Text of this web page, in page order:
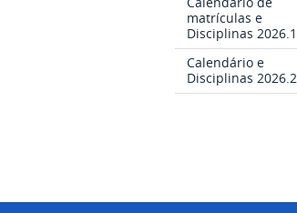
matrículas e
Disciplinas 2026.1
Calendário e
Disciplinas 2026.2